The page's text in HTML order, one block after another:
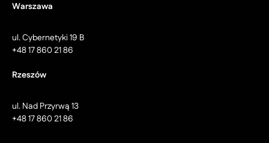
Warszawa
ul. Cybernetyki 19 B
+48 17 860 21 86
Rzeszów
ul. Nad Przyrwą 13
+48 17 860 21 86